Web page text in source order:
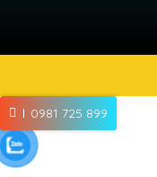
0981 725 899